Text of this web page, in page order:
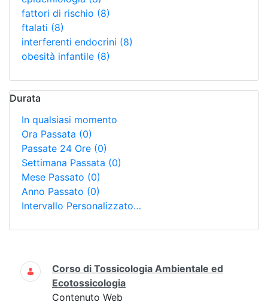
fattori di rischio (8)
ftalati (8)
interferenti endocrini (8)
obesità infantile (8)
Durata
In qualsiasi momento
Ora Passata (0)
Passate 24 Ore (0)
Settimana Passata (0)
Mese Passato (0)
Anno Passato (0)
Intervallo Personalizzato…
Ricerca
Corso di Tossicologia Ambientale ed
Ecotossicologia
Contenuto Web